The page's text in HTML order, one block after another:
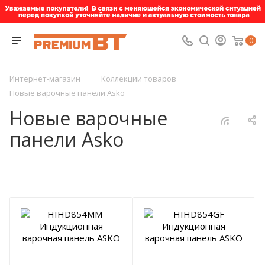
0
Интернет-магазин — Коллекции товаров —
Новые варочные панели Asko
Новые варочные
панели Asko